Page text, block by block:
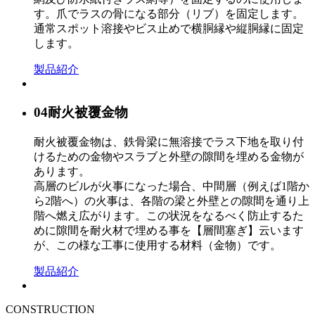
す。爪でラスの骨になる部分（リブ）を固定します。
通常スポット溶接やビス止めで横胴縁や縦胴縁に固定
します。
製品紹介
04耐火被覆金物
耐火被覆金物は、鉄骨梁に無溶接でラス下地を取り付
けるための金物やスラブと外壁の隙間を埋める金物が
あります。
高層のビルが火事になった場合、中間層（例えば1階か
ら2階へ）の火事は、各階の梁と外壁との隙間を通り上
階へ燃え広がります。この状況をなるべく防止するた
めに隙間を耐火材で埋める事を【層間塞ぎ】云います
が、この様な工事に使用する材料（金物）です。
製品紹介
CONSTRUCTION